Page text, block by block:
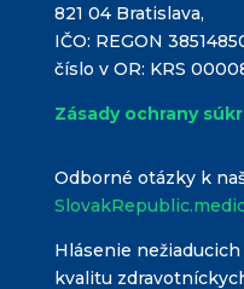
821 04 Bratislava,
IČO: REGON
číslo v OR: KRS
Zásady ochrany
Odborné otázky k
Hlásenie
kvalitu